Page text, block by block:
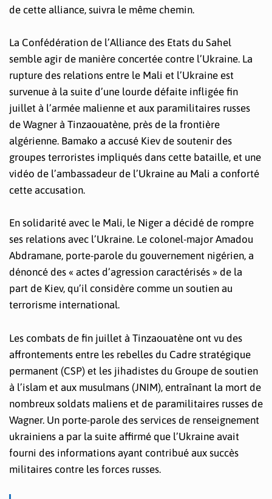
de cette alliance, suivra le même chemin.
La Confédération de l’Alliance des Etats du Sahel
semble agir de manière concertée contre l’Ukraine. La
rupture des relations entre le Mali et l’Ukraine est
survenue à la suite d’une lourde défaite infligée fin
juillet à l’armée malienne et aux paramilitaires russes
de Wagner à Tinzaouatène, près de la frontière
algérienne. Bamako a accusé Kiev de soutenir des
groupes terroristes impliqués dans cette bataille, et une
vidéo de l’ambassadeur de l’Ukraine au Mali a conforté
cette accusation.
En solidarité avec le Mali, le Niger a décidé de rompre
ses relations avec l’Ukraine. Le colonel-major Amadou
Abdramane, porte-parole du gouvernement nigérien, a
dénoncé des « actes d’agression caractérisés » de la
part de Kiev, qu’il considère comme un soutien au
terrorisme international.
Les combats de fin juillet à Tinzaouatène ont vu des
affrontements entre les rebelles du Cadre stratégique
permanent (CSP) et les jihadistes du Groupe de soutien
à l’islam et aux musulmans (JNIM), entraînant la mort de
nombreux soldats maliens et de paramilitaires russes de
Wagner. Un porte-parole des services de renseignement
ukrainiens a par la suite affirmé que l’Ukraine avait
fourni des informations ayant contribué aux succès
militaires contre les forces russes.